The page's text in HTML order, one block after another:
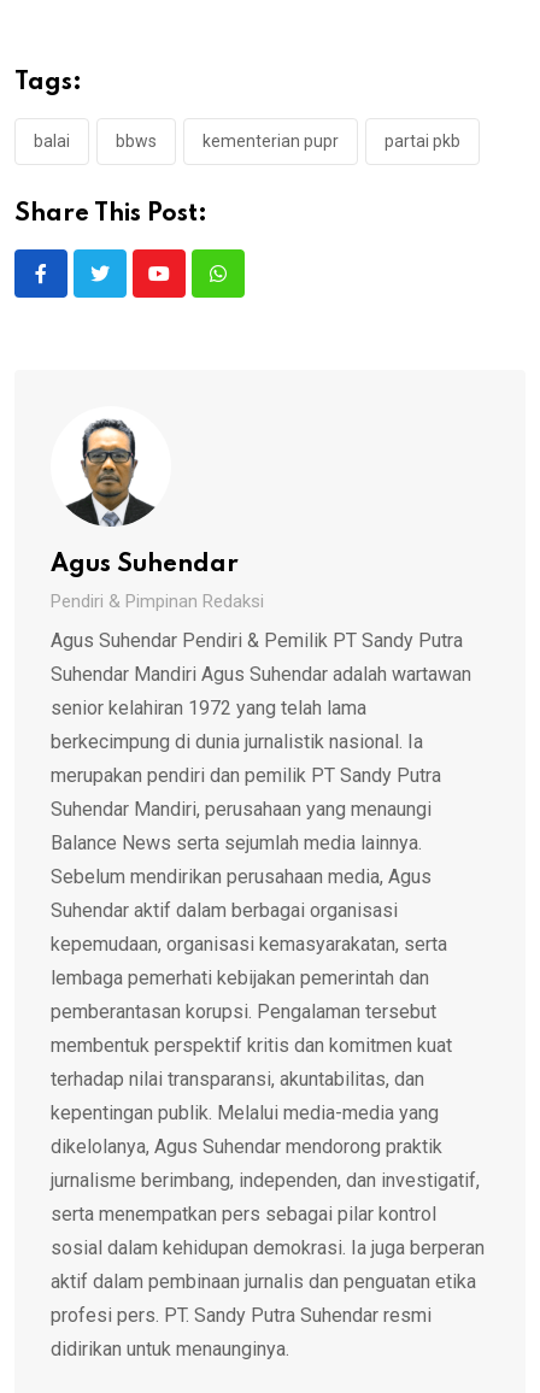
Tags:
balai bbws kementerian pupr partai pkb
Share This Post:
YoutubeWhatsapp
Agus Suhendar
Pendiri & Pimpinan Redaksi
Agus Suhendar Pendiri & Pemilik PT Sandy Putra
Suhendar Mandiri Agus Suhendar adalah wartawan
senior kelahiran 1972 yang telah lama
berkecimpung di dunia jurnalistik nasional. Ia
merupakan pendiri dan pemilik PT Sandy Putra
Suhendar Mandiri, perusahaan yang menaungi
Balance News serta sejumlah media lainnya.
Sebelum mendirikan perusahaan media, Agus
Suhendar aktif dalam berbagai organisasi
kepemudaan, organisasi kemasyarakatan, serta
lembaga pemerhati kebijakan pemerintah dan
pemberantasan korupsi. Pengalaman tersebut
membentuk perspektif kritis dan komitmen kuat
terhadap nilai transparansi, akuntabilitas, dan
kepentingan publik. Melalui media-media yang
dikelolanya, Agus Suhendar mendorong praktik
jurnalisme berimbang, independen, dan investigatif,
serta menempatkan pers sebagai pilar kontrol
sosial dalam kehidupan demokrasi. Ia juga berperan
aktif dalam pembinaan jurnalis dan penguatan etika
profesi pers. PT. Sandy Putra Suhendar resmi
didirikan untuk menaunginya.